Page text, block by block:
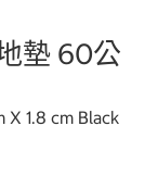
墊 60公
1.8 cm Black